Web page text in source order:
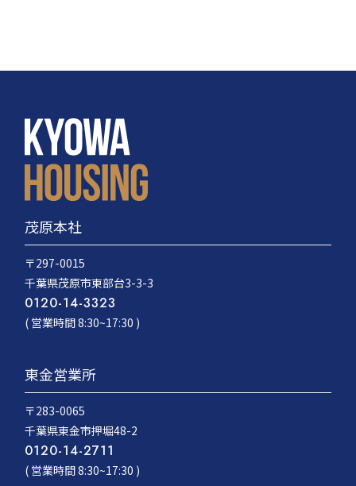
茂原本社
〒297-0015
千葉県茂原市東部台3-3-3
0120-14-3323
( 営業時間 8:30~17:30 )
東金営業所
〒283-0065
千葉県東金市押堀48-2
0120-14-2711
( 営業時間 8:30~17:30 )